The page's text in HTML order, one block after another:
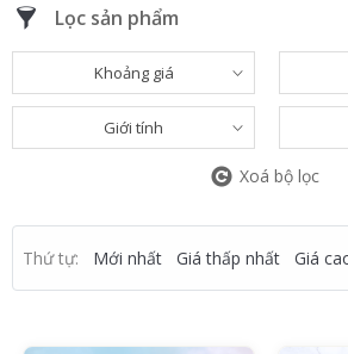
Lọc sản phẩm
Khoảng giá
Giới tính
Xoá bộ lọc
Thứ tự: Mới nhất Giá thấp nhất Giá